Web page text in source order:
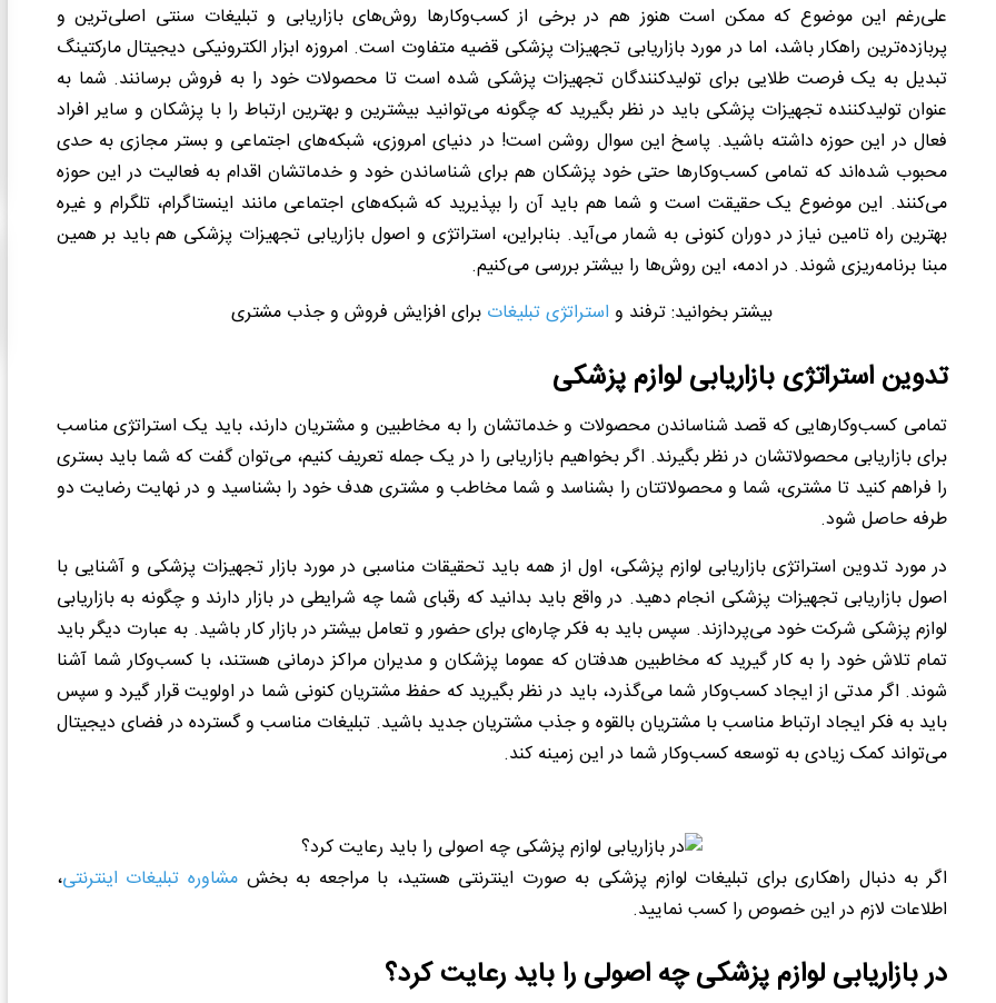
علی‌رغم این موضوع که ممکن است هنوز هم در برخی از کسب‌وکار‌ها روش‌های بازاریابی و تبلیغات سنتی اصلی‌ترین و
پربازده‌ترین راهکار باشد، اما در مورد بازاریابی تجهیزات پزشکی قضیه متفاوت است. امروزه ابزار الکترونیکی دیجیتال مارکتینگ
تبدیل به یک فرصت طلایی برای تولیدکنندگان تجهیزات پزشکی شده است تا محصولات خود را به فروش برسانند. شما به
عنوان تولیدکننده تجهیزات پزشکی باید در نظر بگیرید که چگونه می‌توانید بیشترین و بهترین ارتباط را با پزشکان و سایر افراد
فعال در این حوزه داشته باشید. پاسخ این سوال روشن است! در دنیای امروزی، شبکه‌های اجتماعی و بستر مجازی به حدی
محبوب شده‌اند که تمامی کسب‌وکارها حتی خود پزشکان هم برای شناساندن خود و خدماتشان اقدام به فعالیت در این حوزه
می‌کنند. این موضوع یک حقیقت است و شما هم باید آن را بپذیرید که شبکه‌های اجتماعی مانند اینستاگرام، تلگرام و غیره
بهترین راه تامین نیاز در دوران کنونی به شمار می‌آید. بنابراین، استراتژی و اصول بازاریابی تجهیزات پزشکی هم باید بر همین
مبنا برنامه‌ریزی شوند. در ادمه، این روش‌ها را بیشتر بررسی می‌کنیم.
بیشتر بخوانید: ترفند و استراتژی تبلیغات برای افزایش فروش و جذب مشتری
تدوین استراتژی بازاریابی لوازم پزشکی
تمامی کسب‌وکارهایی که قصد شناساندن محصولات و خدماتشان را به مخاطبین و مشتریان دارند، باید یک استراتژی مناسب
برای بازاریابی محصولاتشان در نظر بگیرند. اگر بخواهیم بازاریابی را در یک جمله تعریف کنیم، می‌توان گفت که شما باید بستری
را فراهم کنید تا مشتری، شما و محصولاتتان را بشناسد و شما مخاطب و مشتری هدف خود را بشناسید و در نهایت رضایت دو
طرفه حاصل شود.
در مورد تدوین استراتژی بازاریابی لوازم پزشکی، اول از همه باید تحقیقات مناسبی در مورد بازار تجهیزات پزشکی و آشنایی با
اصول بازاریابی تجهیزات پزشکی انجام دهید. در واقع باید بدانید که رقبای شما چه شرایطی در بازار دارند و چگونه به بازاریابی
لوازم پزشکی شرکت خود می‌پردازند. سپس باید به فکر چاره‌ای برای حضور و تعامل بیشتر در بازار کار باشید. به عبارت دیگر باید
تمام تلاش خود را به کار گیرید که مخاطبین هدفتان که عموما پزشکان و مدیران مراکز درمانی هستند، با کسب‌وکار شما آشنا
شوند. اگر مدتی از ایجاد کسب‌وکار شما می‌گذرد، باید در نظر بگیرید که حفظ مشتریان کنونی شما در اولویت قرار گیرد و سپس
باید به فکر ایجاد ارتباط مناسب با مشتریان بالقوه و جذب مشتریان جدید باشید. تبلیغات مناسب و گسترده در فضای دیجیتال
می‌تواند کمک زیادی به توسعه کسب‌وکار شما در این زمینه کند.
اگر به دنبال راهکاری برای تبلیغات لوازم پزشکی به صورت اینترنتی هستید، با مراجعه به بخشمشاوره تبلیغات اینترنتی،
اطلاعات لازم در این خصوص را کسب نمایید.
در بازاریابی لوازم پزشکی چه اصولی را باید رعایت کرد؟